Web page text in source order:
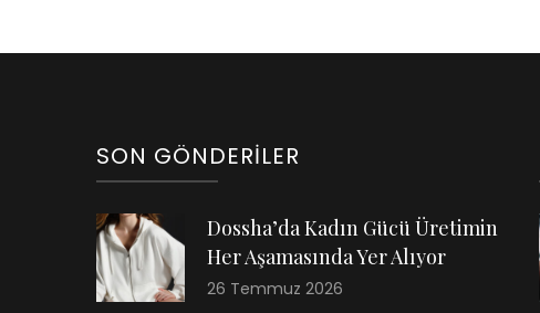
SON GÖNDERILER
Dossha’da Kadın Gücü Üretimin
Her Aşamasında Yer Alıyor
26 Temmuz 2026